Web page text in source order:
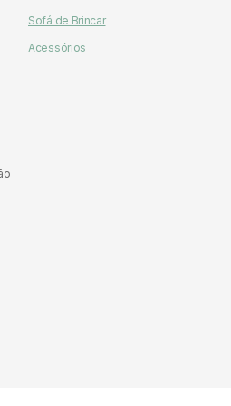
Sofá de Brincar
Acessórios